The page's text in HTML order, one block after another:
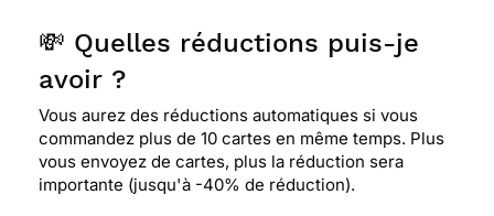
⭐⭐⭐⭐ Le 24/04/2016 : Pour son originalite
⭐⭐⭐⭐
Le 02/02/2016 : La vie à laquelle on
aspire à 60 ans ! le repos un bon bouquin face à la
💸 Quelles réductions puis-je
avoir ?
Vous aurez des réductions automatiques si vous
commandez plus de 10 cartes en même temps. Plus
vous envoyez de cartes, plus la réduction sera
importante (jusqu'à -40% de réduction).